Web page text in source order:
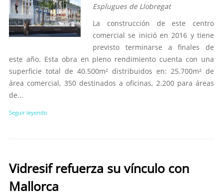
Esplugues de Llobregat
La construcción de este centro
comercial se inició en 2016 y tiene
previsto terminarse a finales de
este año. Esta obra en pleno rendimiento cuenta con una
superficie total de 40.500m² distribuidos en: 25.700m² de
área comercial, 350 destinados a oficinas, 2.200 para áreas
de...
Seguir leyendo
Vidresif refuerza su vínculo con
Mallorca